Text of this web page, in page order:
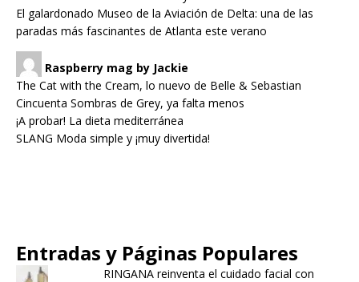
El galardonado Museo de la Aviación de Delta: una de las
paradas más fascinantes de Atlanta este verano
Raspberry mag by Jackie
The Cat with the Cream, lo nuevo de Belle & Sebastian
Cincuenta Sombras de Grey, ya falta menos
¡A probar! La dieta mediterránea
SLANG Moda simple y ¡muy divertida!
Entradas y Páginas Populares
RINGANA reinventa el cuidado facial con